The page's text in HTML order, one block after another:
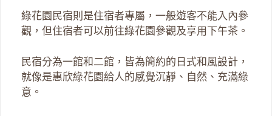
綠花園民宿則是住宿者專屬，一般遊客不能入內參
觀，但住宿者可以前往綠花園參觀及享用下午茶。
民宿分為一館和二館，皆為簡約的日式和風設計，
就像是惠欣綠花園給人的感覺沉靜、自然、充滿綠
意。